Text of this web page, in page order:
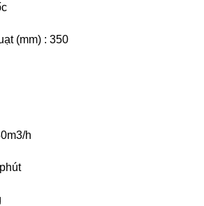
(mm) : 350
h